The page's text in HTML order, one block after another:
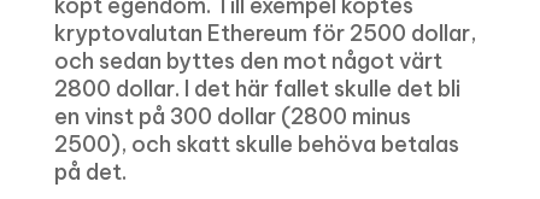
kryptovalutan Ethereum för 2500 dollar,
och sedan byttes den mot något värt
2800 dollar. I det här fallet skulle det bli
en vinst på 300 dollar (2800 minus
2500), och skatt skulle behöva betalas
på det.